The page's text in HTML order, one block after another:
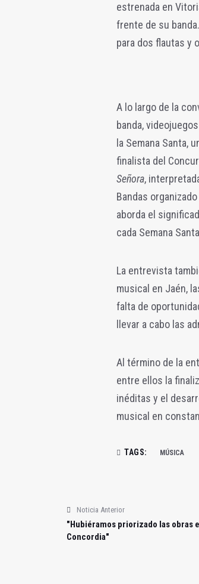
estrenada en
frente de su
para dos flautas y
A lo largo de la
banda,
la Semana Santa,
finalista del
Señora,
Bandas
aborda el
cada Semana
La entrevista
musical en Jaén,
falta de
llevar a cabo las
Al término de la
entre ellos la
inéditas y el
musical en
TAGS: MÚSICA
Noticia Anterior
"Hubiéramos priorizado las obras
Concordia"